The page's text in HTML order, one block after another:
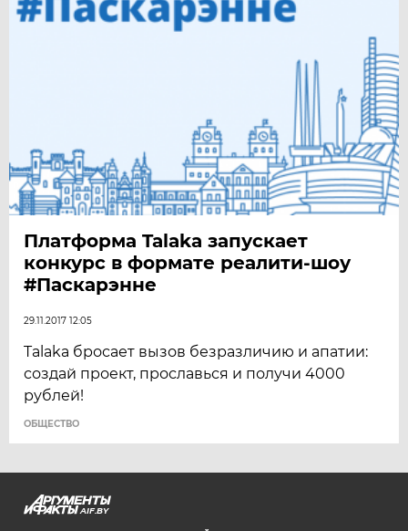
Платформа Talaka запускает
конкурс в формате реалити-шоу
#Паскарэнне
29.11.2017 12:05
Talaka бросает вызов безразличию и апатии:
создай проект, прославься и получи 4000
рублей!
ОБЩЕСТВО
AIF.BY